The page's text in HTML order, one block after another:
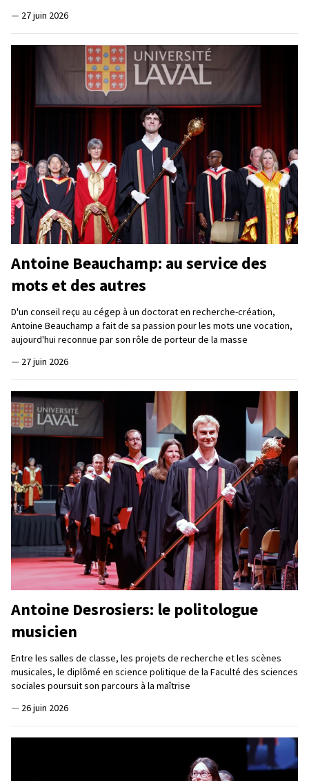
— 27 juin 2026
Antoine Beauchamp: au service des
mots et des autres
D'un conseil reçu au cégep à un doctorat en recherche-création,
Antoine Beauchamp a fait de sa passion pour les mots une vocation,
aujourd'hui reconnue par son rôle de porteur de la masse
— 27 juin 2026
Antoine Desrosiers: le politologue
musicien
Entre les salles de classe, les projets de recherche et les scènes
musicales, le diplômé en science politique de la Faculté des sciences
sociales poursuit son parcours à la maîtrise
— 26 juin 2026